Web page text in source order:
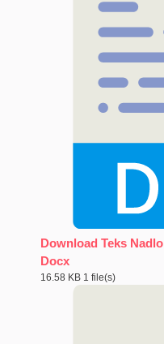
Download Teks
Docx
16.58 KB 1 file(s)